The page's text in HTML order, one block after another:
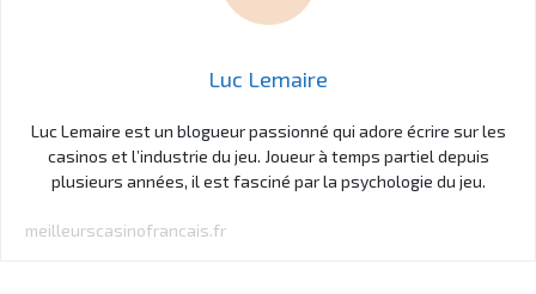
Luc Lemaire
Luc Lemaire est un blogueur passionné qui adore écrire sur les
casinos et l’industrie du jeu. Joueur à temps partiel depuis
plusieurs années, il est fasciné par la psychologie du jeu.
meilleurscasinofrancais.fr